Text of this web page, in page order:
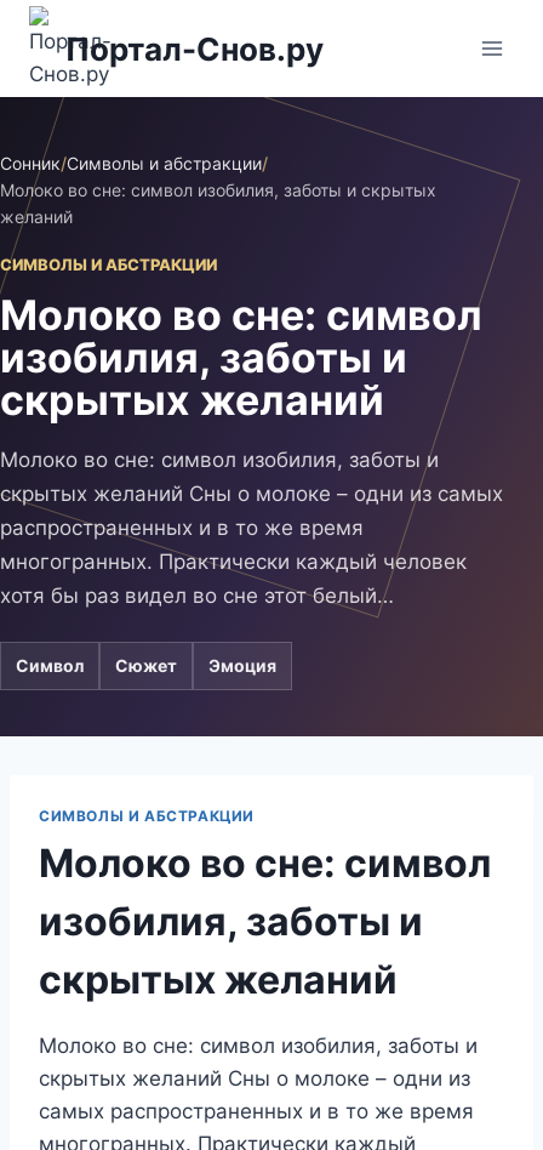
Перейти
содержимому
Портал-Снов.ру
Сонник/Символы и абстракции/
Молоко во сне: символ изобилия, заботы и скрытых
желаний
СИМВОЛЫ И АБСТРАКЦИИ
Молоко во сне: символ
изобилия, заботы и
скрытых желаний
Молоко во сне: символ изобилия, заботы и
скрытых желаний Сны о молоке – одни из самых
распространенных и в то же время
многогранных. Практически каждый человек
хотя бы раз видел во сне этот белый…
Символ Сюжет Эмоция
СИМВОЛЫ И АБСТРАКЦИИ
Молоко во сне: символ
изобилия, заботы и
скрытых желаний
Молоко во сне: символ изобилия, заботы и
скрытых желаний Сны о молоке – одни из
самых распространенных и в то же время
многогранных. Практически каждый